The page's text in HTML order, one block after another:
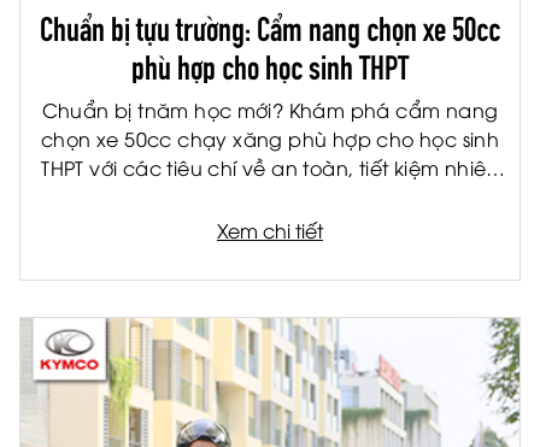
Chuẩn bị tựu trường: Cẩm nang chọn xe 50cc
phù hợp cho học sinh THPT
Chuẩn bị tnăm học mới? Khám phá cẩm nang
chọn xe 50cc chạy xăng phù hợp cho học sinh
THPT với các tiêu chí về an toàn, tiết kiệm nhiên
Xem chi tiết